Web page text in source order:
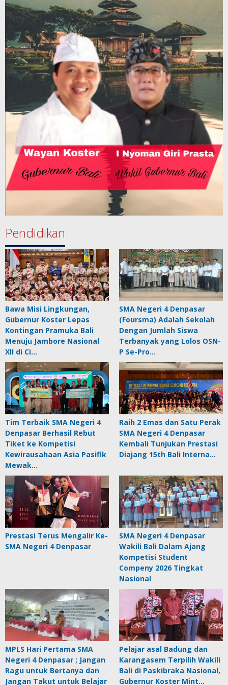
Pendidikan
Bawa Misi Lingkungan,
Gubernur Koster Lepas
Kontingan Pramuka Bali
Menuju Jambore Nasional
XII di Ci…
SMA Negeri 4 Denpasar
(Foursma) Adalah Sekolah
Dengan Jumlah Siswa
Terbanyak yang Lolos OSN-
P Se-Pro…
Tim Terbaik SMA Negeri 4
Denpasar Berhasil Rebut
Tiket ke Kompetisi
Kewirausahaan Asia Pasifik
Mewak…
Raih 2 Emas dan Satu Perak
SMA Negeri 4 Denpasar
Kembali Tunjukan Prestasi
Diajang 15th Bali Interna…
Prestasi Terus Mengalir Ke-
SMA Negeri 4 Denpasar
SMA Negeri 4 Denpasar
Wakili Bali Dalam Ajang
Kompetisi Student
Compeny 2026 Tingkat
Nasional
MPLS Hari Pertama SMA
Negeri 4 Denpasar ; Jangan
Ragu untuk Bertanya dan
Jangan Takut untuk Belajar
Pelajar asal Badung dan
Karangasem Terpilih Wakili
Bali di Paskibraka Nasional,
Gubernur Koster Mint…